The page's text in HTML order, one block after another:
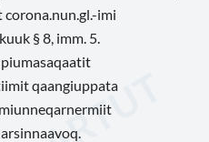
imi
§ 8, imm. 5.
piumasaqaatit
qaangiuppata